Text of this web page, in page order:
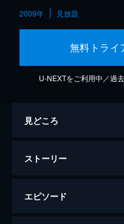
2009年 見放題
無料トライ
U-NEXTをご利用中／過
見どころ
ストーリー
エピソード